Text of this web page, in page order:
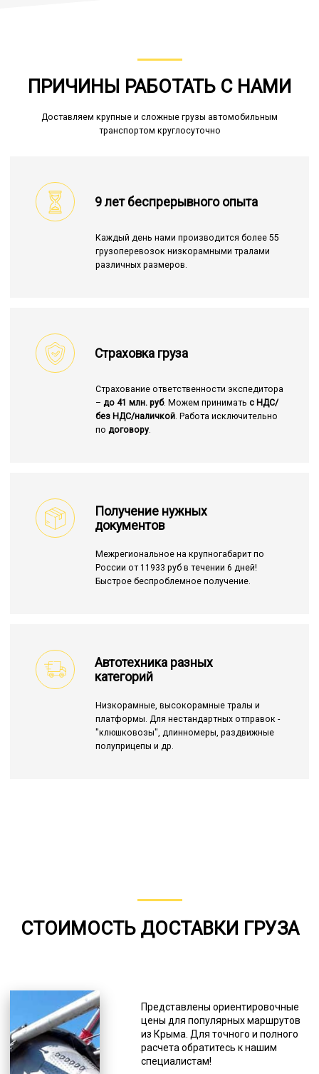
ПРИЧИНЫ РАБОТАТЬ С НАМИ
Доставляем крупные и сложные грузы автомобильным
транспортом круглосуточно
9 лет беспрерывного опыта
Каждый день нами производится более 55
грузоперевозок низкорамными тралами
различных размеров.
Страховка груза
Страхование ответственности экспедитора
– до 41 млн. руб. Можем принимать с НДС/
без НДС/наличкой. Работа исключительно
по договору.
Получение нужных
документов
Межрегиональное на крупногабарит по
России от 11933 руб в течении 6 дней!
Быстрое беспроблемное получение.
Автотехника разных
категорий
Низкорамные, высокорамные тралы и
платформы. Для нестандартных отправок -
"клюшковозы", длинномеры, раздвижные
полуприцепы и др.
СТОИМОСТЬ ДОСТАВКИ ГРУЗА
Представлены ориентировочные
цены для популярных маршрутов
из Крыма. Для точного и полного
расчета обратитесь к нашим
специалистам!